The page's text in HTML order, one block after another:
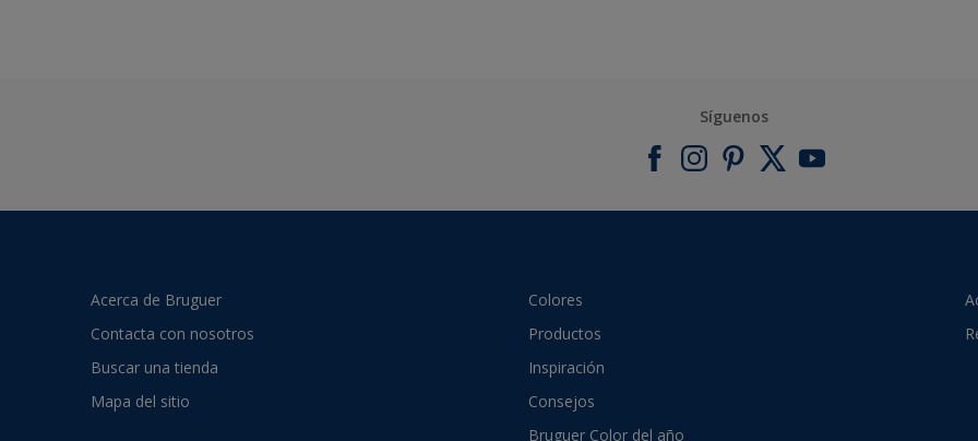
Síguenos
Acerca de Bruguer
Contacta con nosotros
Buscar una tienda
Mapa del sitio
Colores
Productos
Inspiración
Consejos
Bruguer Color del año